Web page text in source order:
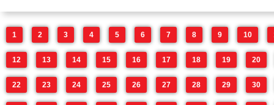
1 2 3 4 5 6 7 8 9 10
12 13 14 15 16 17 18 19 20
22 23 24 25 26 27 28 29 30